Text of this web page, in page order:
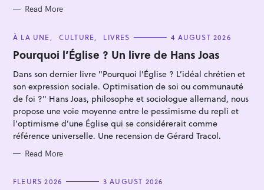
S Read More
C
T
E
O
I
E
S
À LA UNE CULTURE LIVRES 4 AUGUST 2026
Pourquoi l’Église ? Un livre de Hans Joas
Dans son dernier livre "Pourquoi l'Église ? L’idéal chrétien et
son expression sociale. Optimisation de soi ou communauté
de foi ?" Hans Joas, philosophe et sociologue allemand, nous
propose une voie moyenne entre le pessimisme du repli et
l’optimisme d’une Église qui se considérerait comme
référence universelle. Une recension de Gérard Tracol.
Read More
C
FLEURS 2026 3 AUGUST 2026
S
e
r
c
h
f
o
r